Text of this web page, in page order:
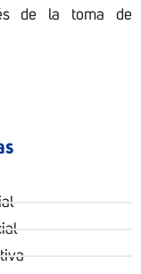
de la toma de